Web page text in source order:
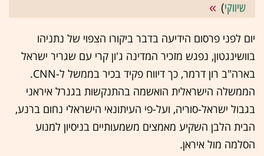
שיווקי)
יום לפני פרסום הידיעה בדבר ביקורו הצפוי של נתניהו
בוושינגטון, נפגש מזכיר המדינה ג'ון קרי עם שגריר ישראל
בארה"ב רון דרמר, כך דיווח פקיד בכיר בממשל ל-CNN.
הממשלה הישראלית הואשמה בהתנקשות בגנרל איראני
בגבול ישראל-סוריה, ועל-פי העיתונאי הישראלי נחום ברנע,
הבית הלבן השקיע מאמצים משמעותיים בניסיון למנוע
הסלמה מול איראן.